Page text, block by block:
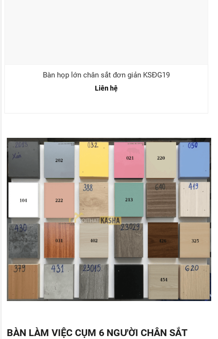
Bàn họp lớn chân sắt đơn giản KSĐG19
Liên hệ
BÀN LÀM VIỆC CỤM 6 NGƯỜI CHÂN SẮT